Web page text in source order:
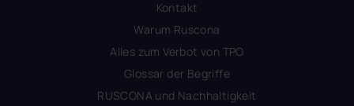
Kontakt
Warum Ruscona
Alles zum Verbot von TPO
Glossar der Begriffe
RUSCONA und Nachhaltigkeit